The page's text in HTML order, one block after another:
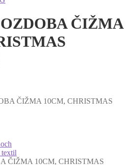
ČIŽMA
ČIŽMA 10CM, CHRISTMAS
textil
ČIŽMA 10CM, CHRISTMAS